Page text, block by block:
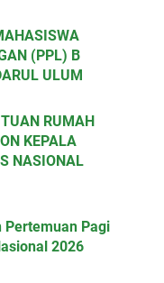
(PPL) B
ULUM
RUMAH
KEPALA
NASIONAL
Pertemuan Pagi
2026